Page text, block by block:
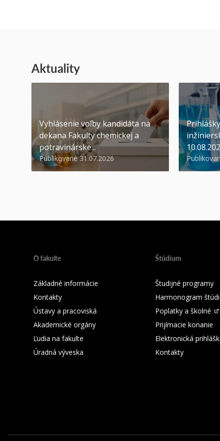
Aktuality
Vyhlásenie voľby kandidáta na
dekana Fakulty chemickej a
potravinárske...
Publikované 31.07.2026
O fakulte
Základné informácie
Kontakty
Ústavy a pracoviská
Akademické orgány
Ľudia na fakulte
Úradná výveska
Štúdium
Študijné programy
Harmonogram
Poplatky a školné
Prijímacie konanie
Elektronická
Kontakty